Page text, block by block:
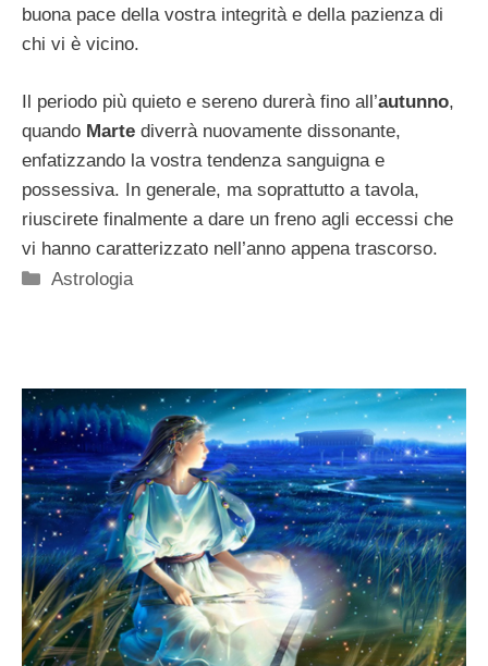
buona pace della vostra integrità e della pazienza di
chi vi è vicino.
Il periodo più quieto e sereno durerà fino all’autunno,
quando Marte diverrà nuovamente dissonante,
enfatizzando la vostra tendenza sanguigna e
possessiva. In generale, ma soprattutto a tavola,
riuscirete finalmente a dare un freno agli eccessi che
vi hanno caratterizzato nell’anno appena trascorso.
Categorie
Astrologia